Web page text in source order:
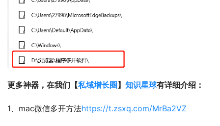
更多神器，在我们【私域增长圈】 知识星球有详细介绍：
1、mac微信多开方法https://t.zsxq.com/MrBa2VZ